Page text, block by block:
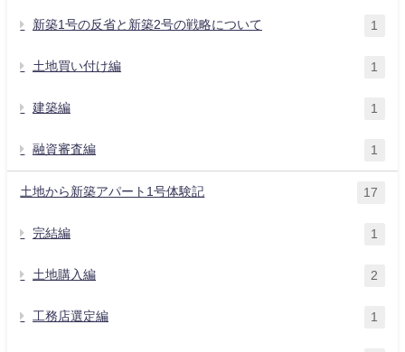
新築1号の反省と新築2号の戦略について 1
土地買い付け編 1
建築編 1
融資審査編 1
土地から新築アパート1号体験記 17
完結編 1
土地購入編 2
工務店選定編 1